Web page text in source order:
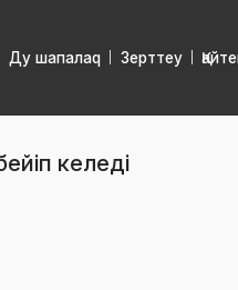
Ду шапалаq Зерттеу
келеді